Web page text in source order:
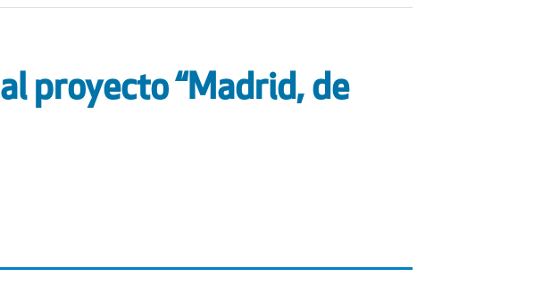
proyecto “Madrid, de